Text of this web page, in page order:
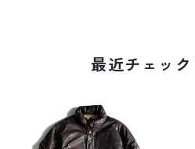
最近チェッ